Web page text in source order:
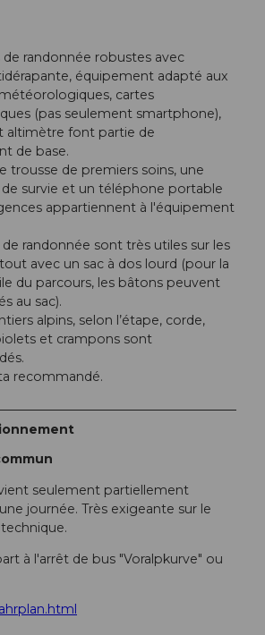
de randonnée robustes avec
équipement adapté aux
cartes
(pas seulement smartphone),
altimètre font partie de
de base.
trousse de premiers soins, une
survie et un téléphone portable
appartiennent à l'équipement
randonnée sont très utiles sur les
avec un sac à dos lourd (pour la
du parcours, les bâtons peuvent
au sac).
alpins, selon l’étape, corde,
et crampons sont
recommandé.
seulement partiellement
journée. Très exigeante sur le
à l'arrêt de bus "Voralpkurve" ou